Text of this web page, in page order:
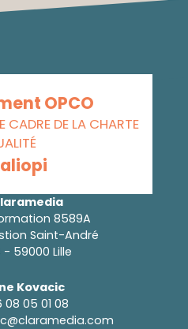
OPCO
CADRE DE LA CHARTE
8589A
Saint-André
- 59000 Lille
Kovacic
08 05 01 08